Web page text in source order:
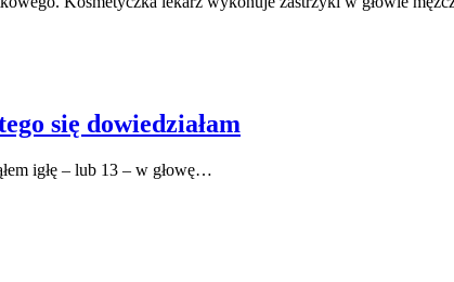
się dowiedziałam
igłę – lub 13 – w głowę…